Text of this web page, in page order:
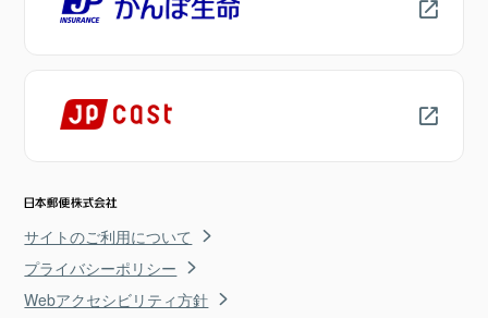
サイトのご利用について
プライバシーポリシー
Webアクセシビリティ方針